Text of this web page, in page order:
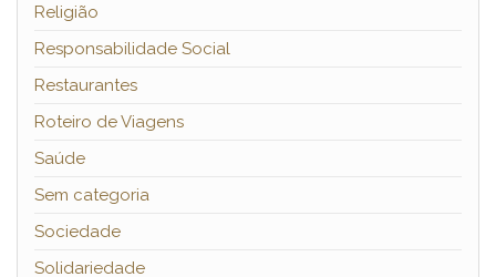
Religião
Responsabilidade Social
Restaurantes
Roteiro de Viagens
Saúde
Sem categoria
Sociedade
Solidariedade